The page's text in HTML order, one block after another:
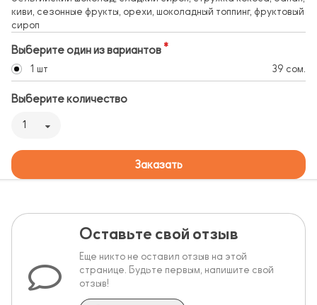
киви, сезонные фрукты, орехи, шоколадный топпинг, фруктовый
сироп
Выберите один из вариантов
1 шт 39 сом.
Выберите количество
1
Заказать
Оставьте свой отзыв
Еще никто не оставил отзыв на этой
странице. Будьте первым, напишите свой
отзыв!